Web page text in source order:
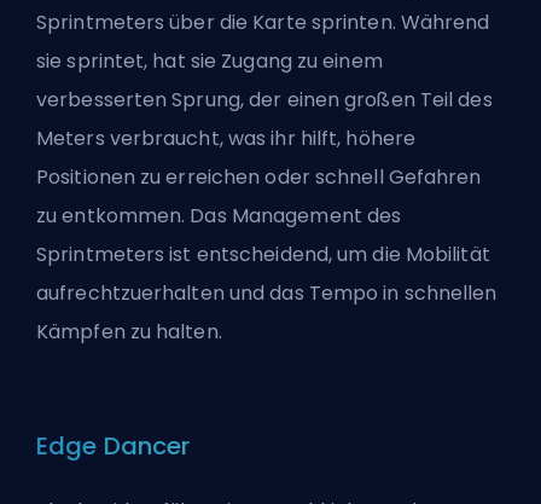
Sprintmeters über die Karte sprinten. Während
sie sprintet, hat sie Zugang zu einem
verbesserten Sprung, der einen großen Teil des
Meters verbraucht, was ihr hilft, höhere
Positionen zu erreichen oder schnell Gefahren
zu entkommen. Das Management des
Sprintmeters ist entscheidend, um die Mobilität
aufrechtzuerhalten und das Tempo in schnellen
Kämpfen zu halten.
Edge Dancer